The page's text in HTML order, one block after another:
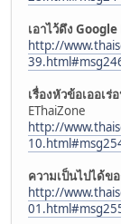
เอาไว้ดึง
http://
เรื่องหัวข้อเออเ
EThaiZone
http://
ความเป็นไปได้ข
http://